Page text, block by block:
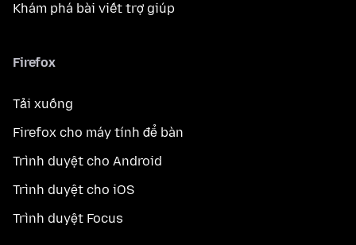
Khám phá bài viết trợ giúp
Firefox
Tải xuống
Firefox cho máy tính để bàn
Trình duyệt cho Android
Trình duyệt cho iOS
Trình duyệt Focus